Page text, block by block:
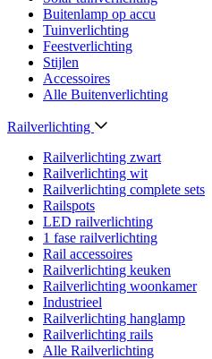
Buitenlamp op accu
Tuinverlichting
Feestverlichting
Stijlen
Accessoires
Alle Buitenverlichting
Railverlichting
Railverlichting zwart
Railverlichting wit
Railverlichting complete sets
Railspots
LED railverlichting
1 fase railverlichting
Rail accessoires
Railverlichting keuken
Railverlichting woonkamer
Industrieel
Railverlichting hanglamp
Railverlichting rails
Alle Railverlichting